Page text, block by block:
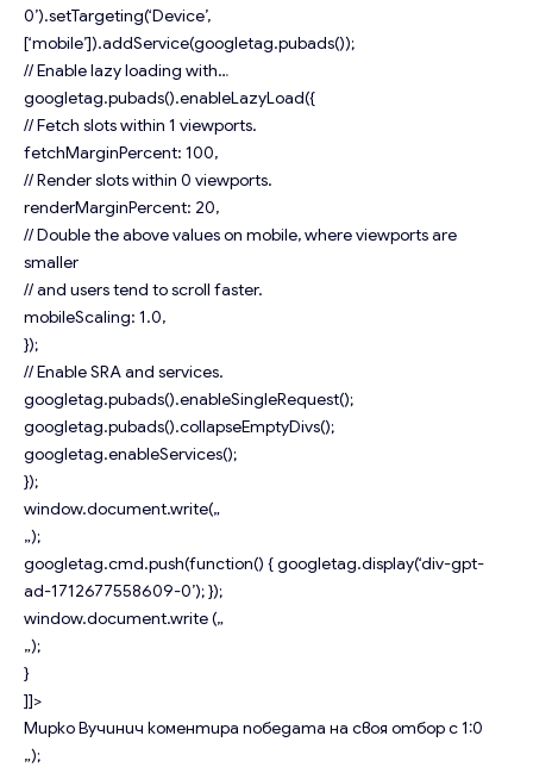
0’).setTargeting(‘Device’,
[‘mobile’]).addService(googletag.pubads());
// Enable lazy loading with…
googletag.pubads().enableLazyLoad({
// Fetch slots within 1 viewports.
fetchMarginPercent: 100,
// Render slots within 0 viewports.
renderMarginPercent: 20,
// Double the above values on mobile, where viewports are
smaller
// and users tend to scroll faster.
mobileScaling: 1.0,
});
// Enable SRA and services.
googletag.pubads().enableSingleRequest();
googletag.pubads().collapseEmptyDivs();
googletag.enableServices();
});
window.document.write(„
„);
googletag.cmd.push(function() { googletag.display(‘div-gpt-
ad-1712677558609-0’); });
window.document.write („
„);
}
]]>
Мирко Вучинич коментира победата на своя отбор с 1:0
„);